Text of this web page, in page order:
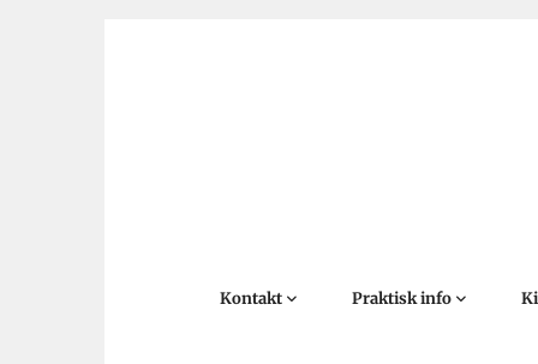
Kontakt Praktisk info